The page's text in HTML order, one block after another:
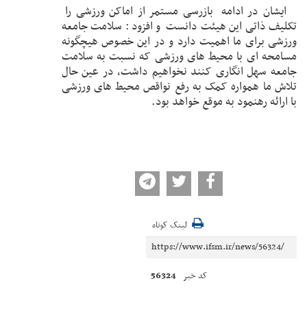
ایشان در ادامه بازرسی مستمر از اماکن ورزشی را
تکلیف ذاتی این هیئت دانست و افزود : سلامت جامعه
ورزشی برای ما اهمیت دارد و در این خصوص هیچگونه
مسامحه ای با محیط های ورزشی که نسبت به سلامت
جامعه سهل انگاری کنند نخواهیم داشت، در عین حال
تلاش ما همواره کمک به رفع نواقص محیط های ورزشی
با ارائه رهنمود به موقع خواهد بود.
لینک کوتاه
کد خبر 56324